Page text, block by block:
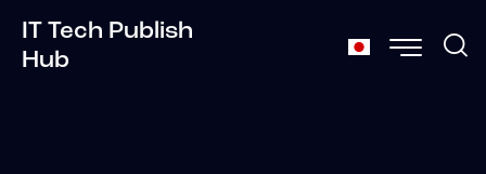
IT Tech Publish
Hub